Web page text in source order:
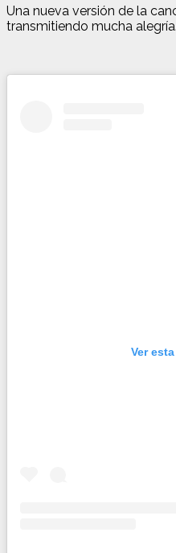
Una nueva versión de la
transmitiendo mucha alegría.
Ver